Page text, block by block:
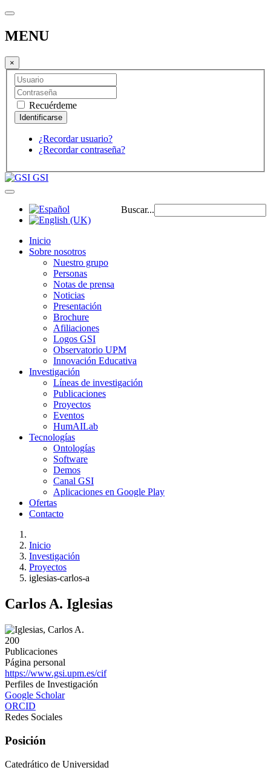
MENU
×
Recuérdeme
¿Recordar usuario?
¿Recordar contraseña?
GSI
Buscar...
Inicio
Sobre nosotros
Nuestro grupo
Personas
Notas de prensa
Noticias
Presentación
Brochure
Afiliaciones
Logos GSI
Observatorio UPM
Innovación Educativa
Investigación
Líneas de investigación
Publicaciones
Proyectos
Eventos
HumAILab
Tecnologías
Ontologías
Software
Demos
Canal GSI
Aplicaciones en Google Play
Ofertas
Contacto
Inicio
Investigación
Proyectos
iglesias-carlos-a
Carlos A. Iglesias
200
Publicaciones
Página personal
https://www.gsi.upm.es/cif
Perfiles de Investigación
Google Scholar
ORCID
Redes Sociales
Posición
Catedrático de Universidad